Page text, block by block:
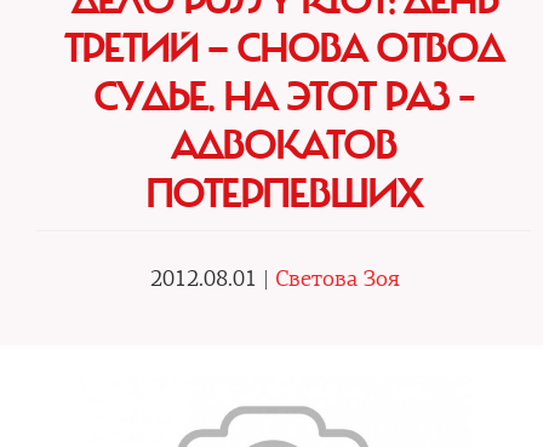
ТРЕТИЙ — СНОВА ОТВОД
СУДЬЕ. НА ЭТОТ РАЗ –
АДВОКАТОВ
ПОТЕРПЕВШИХ
2012.08.01 | Светова Зоя